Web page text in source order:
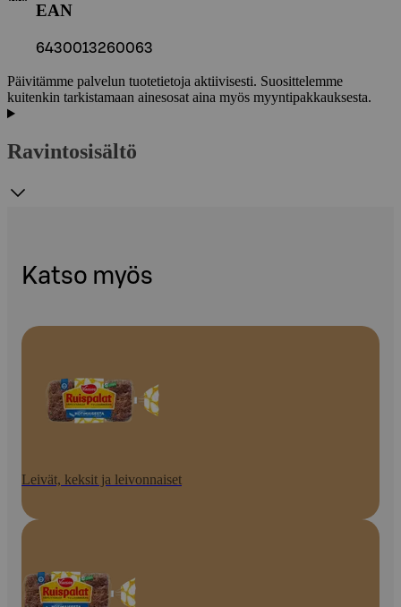
EAN
6430013260063
Päivitämme palvelun tuotetietoja aktiivisesti. Suosittelemme
kuitenkin tarkistamaan ainesosat aina myös myyntipakkauksesta.
Ravintosisältö
Katso myös
Leivät, keksit ja leivonnaiset